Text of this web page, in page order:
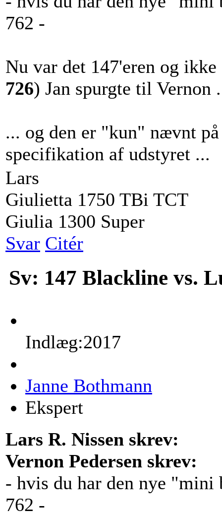
762 -
Nu var det 147'eren og
726) Jan spurgte til Vernon
... og den er "kun" nævnt
specifikation af udstyret ...
Lars
Giulietta 1750 TBi TCT
Giulia 1300 Super
Svar Citér
Sv: 147 Blackline vs.
Indlæg:2017
Janne Bothmann
Ekspert
Lars R. Nissen skrev:
Vernon Pedersen skrev:
- hvis du har den nye "mini
762 -